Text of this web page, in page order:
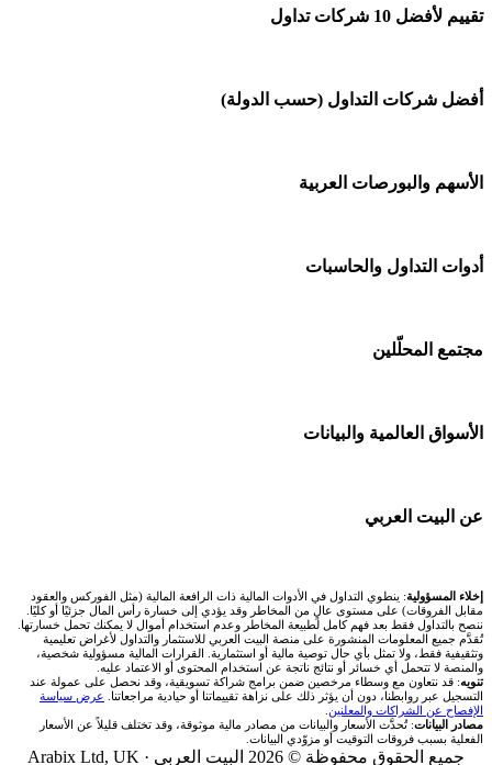
تقييم لأفضل 10 شركات تداول
شركة Capital.com
منصة بينانس
شركة Xm
انتراكتيف بروكرز IBKR
أفضل شركات التداول (حسب الدولة)
شركات تداول في السعودية
شركات تداول في قطر
شركات تداول في عُمان
شركات تداول في فلسطين
شركات تداول في مصر
الأسهم والبورصات العربية
🌍 كل البورصات العربية
🇪🇬 البورصة المصرية
🇶🇦 بورصة قطر
🇧🇭 بورصة البحرين
🇴🇲 بورصة مسقط
🇵🇸 بورصة فلسطين
أدوات التداول والحاسبات
🕌 حاسبة الزكاة
📌 حاسبة النقاط المحورية
📏 حاسبة حجم المركز
🔄 حاسبة تكلفة السواب
مجتمع المحلّلين
🧱 حائط المجتمع
الأسواق العالمية والبيانات
🌐 المؤشرات العالمية
🥇 أسعار الذهب والمعادن
💱 أسعار العملات والفوركس
💵 سعر الريال السعودي في مصر
عن البيت العربي
من نحن
تواصل معنا
فريق المؤلفين
مقالات تعليمية
إخلاء المسؤولية: ينطوي التداول في الأدوات المالية ذات الرافعة المالية (مثل الفوركس والعقود
مقابل الفروقات) على مستوى عالٍ من المخاطر وقد يؤدي إلى خسارة رأس المال جزئيًا أو كليًا.
ننصح بالتداول فقط بعد فهم كامل لطبيعة المخاطر وعدم استخدام أموال لا يمكنك تحمل خسارتها.
تُقدَّم جميع المعلومات المنشورة على منصة البيت العربي للاستثمار والتداول لأغراض تعليمية
وتثقيفية فقط، ولا تمثل بأي حال توصية مالية أو استثمارية. القرارات المالية مسؤولية شخصية،
والمنصة لا تتحمل أي خسائر أو نتائج ناتجة عن استخدام المحتوى أو الاعتماد عليه.
تنويه: قد نتعاون مع وسطاء مرخصين ضمن برامج شراكة تسويقية، وقد نحصل على عمولة عند
التسجيل عبر روابطنا، دون أن يؤثر ذلك على نزاهة تقييماتنا أو حيادية مراجعاتنا. عرض سياسة
الإفصاح عن الشراكات والمعلنين
مصادر البيانات: تُحدَّث الأسعار والبيانات من مصادر مالية موثوقة، وقد تختلف قليلاً عن الأسعار
الفعلية بسبب فروقات التوقيت أو مزوّدي البيانات.
جميع الحقوق محفوظة © 2026 البيت العربي · Arabix Ltd, UK